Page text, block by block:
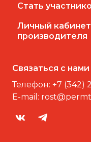
Стать
Личный кабинет
производителя
Связаться с нами
Телефон: +7 (342)
E-mail: